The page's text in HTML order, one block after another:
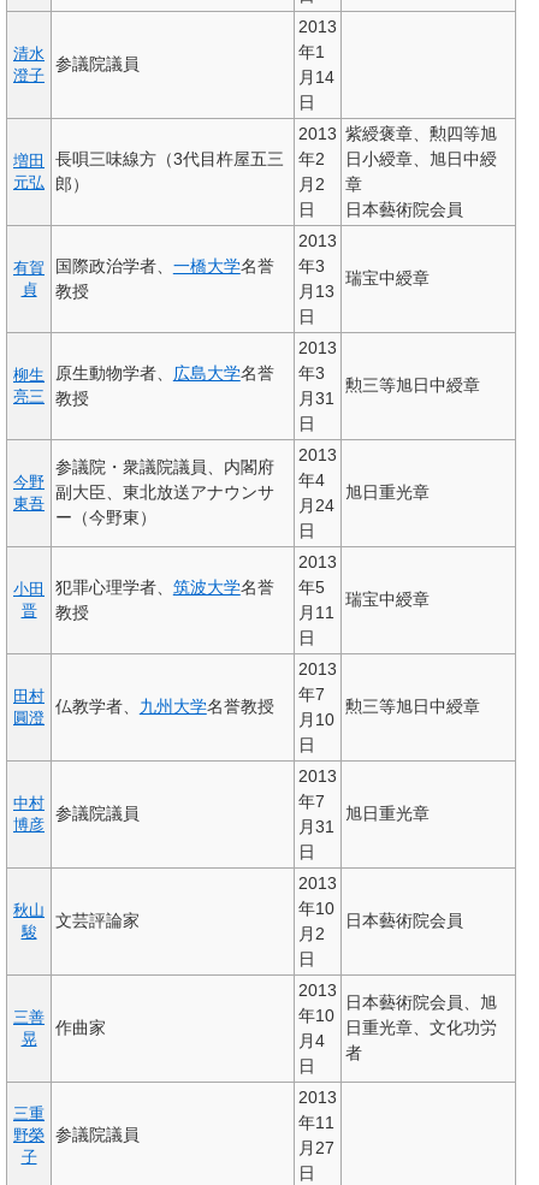
清水
澄子
参議院議員
2013
年1
月14
日
増田
元弘
長唄三味線方（3代目杵屋五三
郎）
2013
年2
月2
日
紫綬褒章、勲四等旭
日小綬章、旭日中綬
章
日本藝術院会員
有賀
貞
国際政治学者、 一橋大学名誉
教授
2013
年3
月13
日
瑞宝中綬章
柳生
亮三
原生動物学者、 広島大学名誉
教授
2013
年3
月31
日
勲三等旭日中綬章
今野
東吾
参議院・衆議院議員、内閣府
副大臣、東北放送アナウンサ
ー（今野東）
2013
年4
月24
日
旭日重光章
小田
晋
犯罪心理学者、 筑波大学名誉
教授
2013
年5
月11
日
瑞宝中綬章
田村
圓澄
仏教学者、 九州大学名誉教授
2013
年7
月10
日
勲三等旭日中綬章
中村
博彦
参議院議員
2013
年7
月31
日
旭日重光章
秋山
駿
文芸評論家
2013
年10
月2
日
日本藝術院会員
三善
晃
作曲家
2013
年10
月4
日
日本藝術院会員、旭
日重光章、文化功労
者
三重
野榮
子
参議院議員
2013
年11
月27
日